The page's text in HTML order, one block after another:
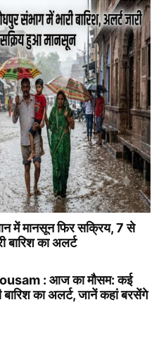
में मानसून फिर सक्रिय, 7 से
का अलर्ट
: आज का मौसम: कई
बारिश का अलर्ट, जानें कहां बरसेंगे